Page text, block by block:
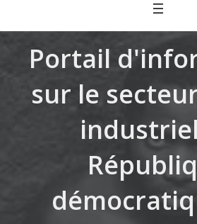
Portail
sur le